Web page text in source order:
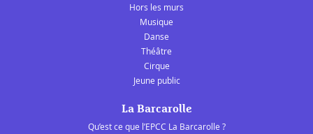
Hors les murs
Musique
Danse
Théâtre
Cirque
Jeune public
La Barcarolle
Qu’est ce que l’EPCC La Barcarolle ?